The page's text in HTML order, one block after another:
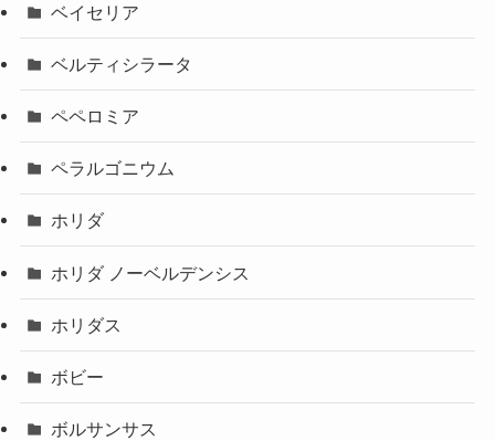
ベイセリア
ベルティシラータ
ペペロミア
ペラルゴニウム
ホリダ
ホリダ ノーベルデンシス
ホリダス
ボビー
ボルサンサス